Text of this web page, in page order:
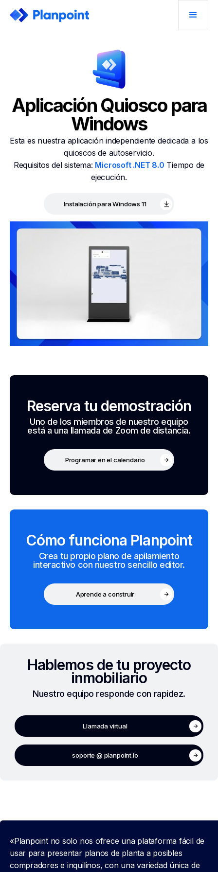
Aplicación Quiosco para
Windows
Esta es nuestra aplicación independiente dedicada a los
quioscos de autoservicio.
Requisitos del sistema: Microsoft .NET 8.0 Tiempo de
ejecución.
Instalación para Windows 11
Reserva tu demostración
Uno de los miembros de nuestro equipo
está a una llamada de Zoom de distancia.
Programar en el calendario
Cómo funciona Planpoint
Crea tu propio plano de apilamiento
interactivo con nuestro sencillo editor.
Aprende a construir
Hablemos de tu proyecto
inmobiliario
Nuestro equipo responde con rapidez.
Llamada virtual
soporte @ planpoint.io
«Planpoint no solo nos ofrece una plataforma fácil de
usar para presentar planos de planta a posibles
compradores e inquilinos, con una variedad única de